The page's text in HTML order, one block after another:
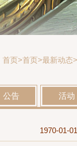
首页>首页>最新动态>
公告 活动
1970-01-01